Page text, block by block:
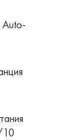
Auto-
10